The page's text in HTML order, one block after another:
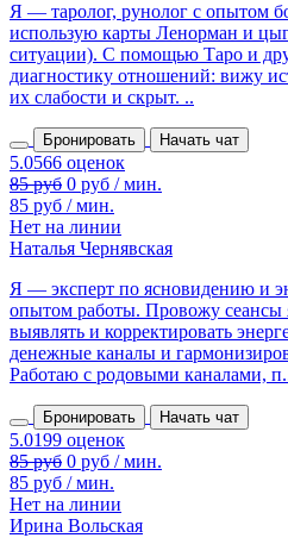
Я — таролог, рунолог с опытом
использую карты Ленорман и
ситуации). С помощью Таро и
диагностику отношений: вижу
их слабости и скрыт. ..
Бронировать Начать чат
85 руб 0 руб / мин.
85 руб / мин.
Нет на линии
Наталья Чернявская
Я — эксперт по ясновидению и
опытом работы. Провожу сеансы
выявлять и корректировать
денежные каналы и
Работаю с родовыми каналами,
Бронировать Начать чат
85 руб 0 руб / мин.
85 руб / мин.
Нет на линии
Ирина Вольская